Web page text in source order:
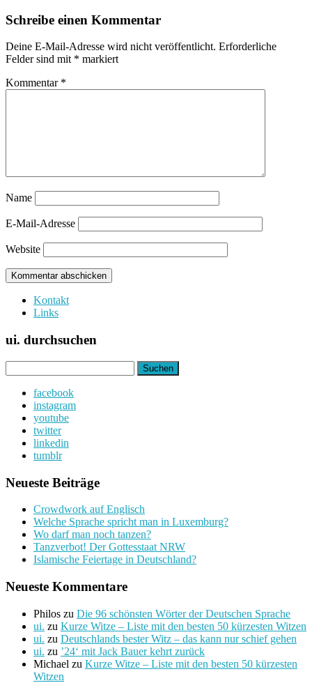
Schreibe einen Kommentar
Deine E-Mail-Adresse wird nicht veröffentlicht. Erforderliche
Felder sind mit * markiert
Kommentar *
Name
E-Mail-Adresse
Website
Kontakt
Links
ui. durchsuchen
nach:
facebook
instagram
youtube
twitter
linkedin
tumblr
Neueste Beiträge
Crowdwork auf Englisch
Welche Sprache spricht man in Luxemburg?
Wo darf man noch tanzen?
Tanzverbot! Der Gottesstaat NRW
Islamische Feiertage in Deutschland?
Neueste Kommentare
Philos zu Die 96 schönsten Wörter der Deutschen Sprache
ui. zu Kurze Witze – Liste mit den besten 50 kürzesten Witzen
ui. zu Deutschlands bester Witz – das kann nur schief gehen
ui. zu ’24‘ mit Jack Bauer kehrt zurück
Michael zu Kurze Witze – Liste mit den besten 50 kürzesten
Witzen